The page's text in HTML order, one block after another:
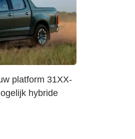
platform 31XX-
hybride